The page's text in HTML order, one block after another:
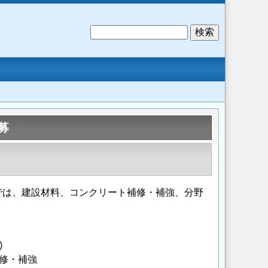
、建設材料、コンクリート補修・補強、分野
・補強